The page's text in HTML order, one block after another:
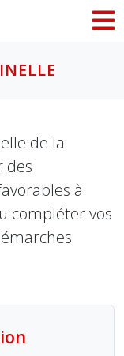
de la
des
à
compléter vos